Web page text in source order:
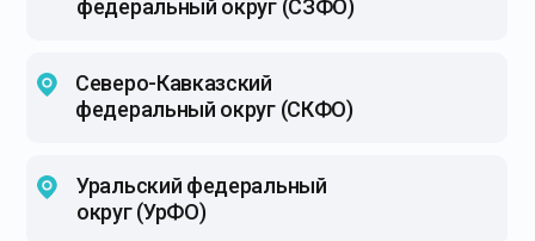
Уральский федеральный
округ (УрФО)
Северо-Кавказский
федеральный округ (СКФО)
федеральный округ (СЗФО)